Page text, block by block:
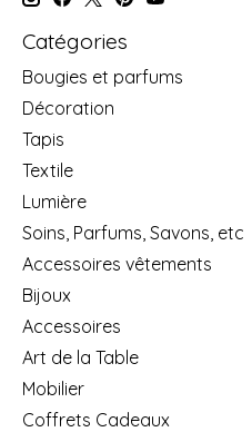
Catégories
Bougies et parfums
Décoration
Tapis
Textile
Lumière
Soins, Parfums, Savons, etc
Accessoires vêtements
Bijoux
Accessoires
Art de la Table
Mobilier
Coffrets Cadeaux